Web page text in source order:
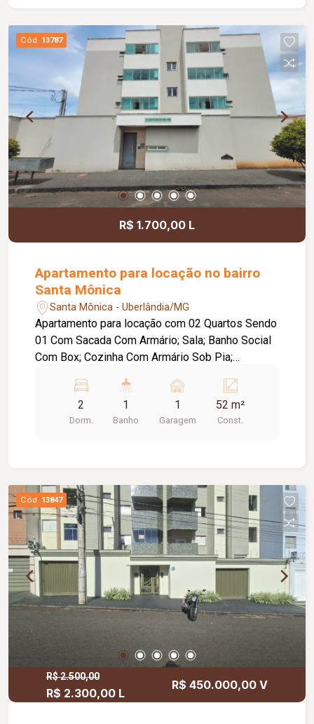
Cód. 13787
R$ 1.700,00 L
Apartamento para locação no bairro
Santa Mônica
Santa Mônica - Uberlândia/MG
Apartamento para locação com 02 Quartos Sendo
01 Com Sacada Com Armário; Sala; Banho Social
Com Box; Cozinha Com Armário Sob Pia;
Coberta Para 01 Carro, Alarme, Bicicletário;
Aproximadamente: 52m²
2
Dorm.
1
Banho
1
Garagem
52 m²
Const.
Cód. 13847
R$ 2.500,00
R$ 2.300,00 L
R$ 450.000,00 V